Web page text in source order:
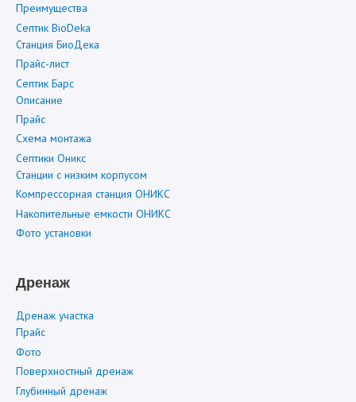
Преимущества
Септик BioDeka
Станция БиоДека
Прайс-лист
Септик Барс
Описание
Прайс
Схема монтажа
Септики Оникс
Станции с низким корпусом
Компрессорная станция ОНИКС
Накопительные емкости ОНИКС
Фото установки
Дренаж
Дренаж участка
Прайс
Фото
Поверхностный дренаж
Глубинный дренаж